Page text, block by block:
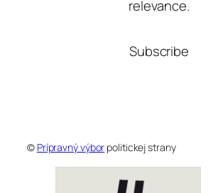
relevance.
Subscribe
© Prípravný výbor politickej strany